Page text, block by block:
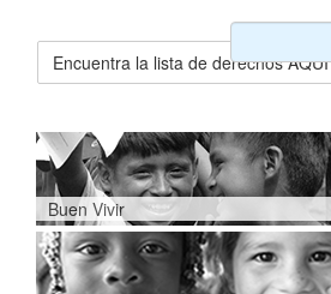
Encuentra la lista de derechos AQUÍ
Buen Vivir